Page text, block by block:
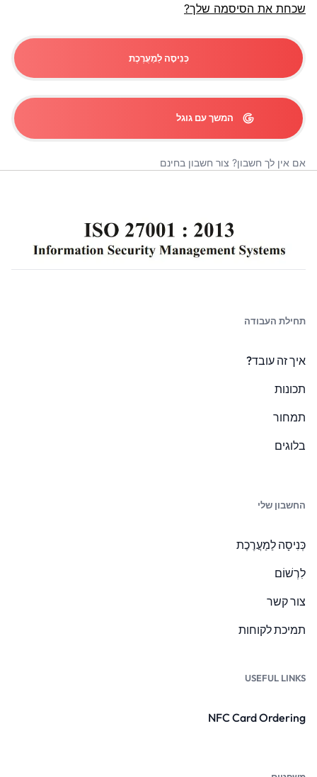
שכחת את הסיסמה שלך?
כְּנִיסָה לַמַעֲרֶכֶת
המשך עם גוגל
אם אין לך חשבון? צור חשבון בחינם
תחילת העבודה
איך זה עובד?
תכונות
תמחור
בלוגים
החשבון שלי
כְּנִיסָה לַמַעֲרֶכֶת
לִרְשׁוֹם
צור קשר
תמיכת לקוחות
USEFUL LINKS
NFC Card Ordering